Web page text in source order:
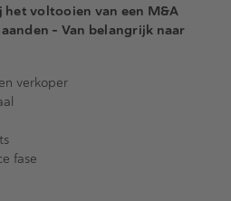
voltooien van een M&A
- Van belangrijk naar
verkoper
fase